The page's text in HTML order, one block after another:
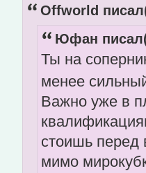
Offworld
Юфан
Ты на
менее
Важно уже в
стоишь перед
мимо